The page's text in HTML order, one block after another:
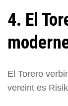
4. El
El Torero
vereint es